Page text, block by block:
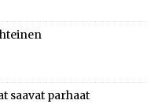
saavat parhaat